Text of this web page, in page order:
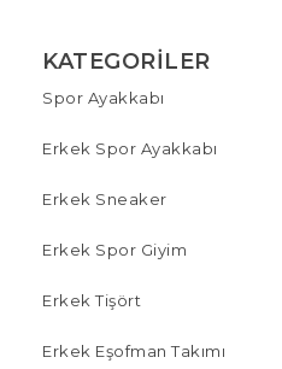
KATEGORILER
Spor Ayakkabı
Erkek Spor Ayakkabı
Erkek Sneaker
Erkek Spor Giyim
Erkek Tişört
Erkek Eşofman Takımı